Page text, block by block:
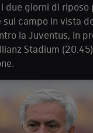
due giorni di riposo
campo in vista
la Juventus, in
Stadium